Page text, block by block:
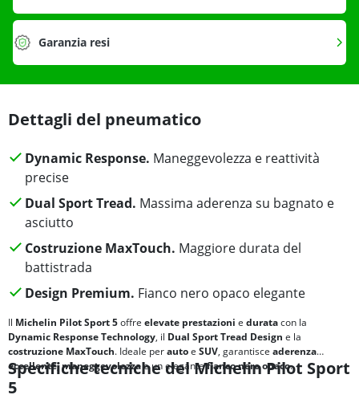
Garanzia resi
Dettagli del pneumatico
Dynamic Response. Maneggevolezza e reattività
precise
Dual Sport Tread. Massima aderenza su bagnato e
asciutto
Costruzione MaxTouch. Maggiore durata del
battistrada
Design Premium. Fianco nero opaco elegante
Il Michelin Pilot Sport 5offre elevate prestazioni e duratacon la
Dynamic Response Technology, il Dual Sport Tread Design e la
costruzione MaxTouch. Ideale perautoe SUV, garantisce aderenza
eccellente,maneggevolezzae un elegantefianco nero opaco.
Specifiche tecniche del Michelin Pilot Sport
5